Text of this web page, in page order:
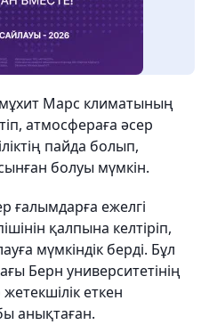
Марс климатының
атмосфераға әсер
пайда болып,
болуы мүмкін.
ғалымдарға ежелгі
қалпына келтіріп,
мүмкіндік берді. Бұл
Берн университетінің
еткен
анықтаған.